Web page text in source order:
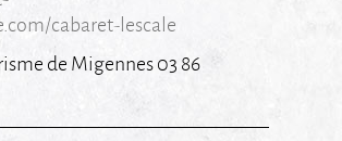
cabaret-lescale
de Migennes 03 86